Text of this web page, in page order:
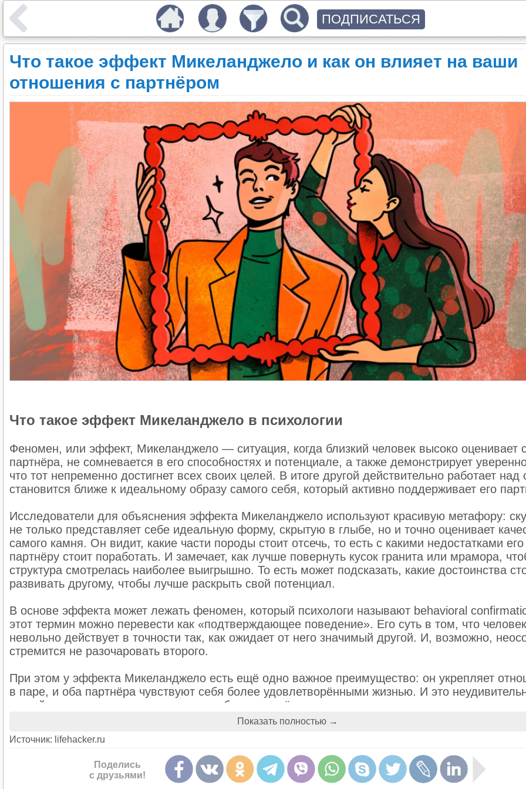
Что такое эффект Микеланджело и как он влияет на ваши
отношения с партнёром
Что такое эффект Микеланджело в психологии
Феномен, или эффект, Микеланджело — ситуация, когда близкий человек высоко оценивает
партнёра, не сомневается в его способностях и потенциале, а также демонстрирует
что тот непременно достигнет всех своих целей. В итоге другой действительно работает над
становится ближе к идеальному образу самого себя, который активно поддерживает его
Исследователи для объяснения эффекта Микеланджело используют красивую метафору:
не только представляет себе идеальную форму, скрытую в глыбе, но и точно оценивает
самого камня. Он видит, какие части породы стоит отсечь, то есть с какими недостатками его
партнёру стоит поработать. И замечает, как лучше повернуть кусок гранита или мрамора,
структура смотрелась наиболее выигрышно. То есть может подсказать, какие достоинства
развивать другому, чтобы лучше раскрыть свой потенциал.
В основе эффекта может лежать феномен, который психологи называют behavioral
этот термин можно перевести как «подтверждающее поведение». Его суть в том, что
невольно действует в точности так, как ожидает от него значимый другой. И, возможно,
стремится не разочаровать второго.
При этом у эффекта Микеланджело есть ещё одно важное преимущество: он укрепляет
в паре, и оба партнёра чувствуют себя более удовлетворёнными жизнью. И это
людей, которые стараются замечать в близком всё хорошее и не скрывают своего
меньше поводов для обид и непонимания, чем у тех, кто прежде всего указывает на
Как понять, проявляется ли в ваших отношениях эффект
Показать полностью →
Источник: lifehacker.ru
Поделись
с друзьями!
ПОДПИСАТЬСЯ